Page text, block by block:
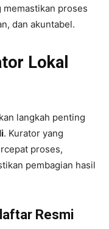
proses
dan akuntabel.
Lokal
langkah penting
. Kurator yang
proses,
pembagian hasil
Resmi